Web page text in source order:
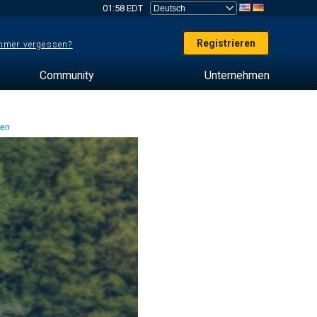
01:58 EDT
vergessen? Registrieren
Community Unternehmen